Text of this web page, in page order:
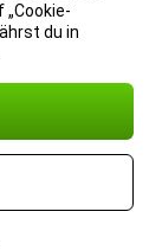
du in